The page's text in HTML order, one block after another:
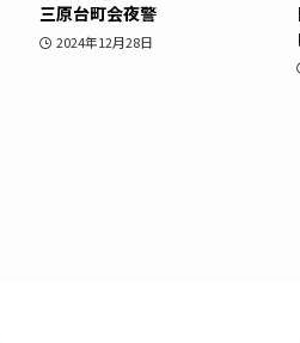
三原台町会夜警
2024年12月28日